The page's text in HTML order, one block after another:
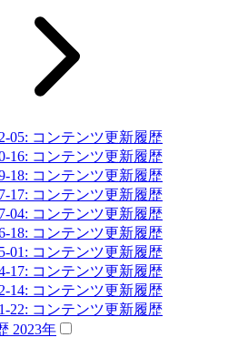
05: コンテンツ更新履歴
16: コンテンツ更新履歴
18: コンテンツ更新履歴
17: コンテンツ更新履歴
04: コンテンツ更新履歴
18: コンテンツ更新履歴
01: コンテンツ更新履歴
17: コンテンツ更新履歴
14: コンテンツ更新履歴
22: コンテンツ更新履歴
2023年